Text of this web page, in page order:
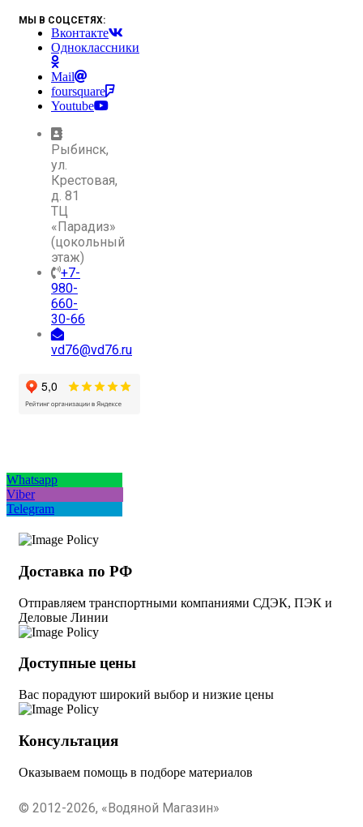
МЫ В СОЦСЕТЯХ:
Вконтакте
Одноклассники
Mail
foursquare
Youtube
Рыбинск,
ул.
Крестовая,
д. 81
ТЦ
«Парадиз»
(цокольный
этаж)
+7-
980-
660-
30-66
vd76@vd76.ru
Whatsapp
Viber
Telegram
Доставка по РФ
Отправляем транспортными компаниями СДЭК, ПЭК и
Деловые Линии
Доступные цены
Вас порадуют широкий выбор и низкие цены
Консультация
Оказываем помощь в подборе материалов
© 2012-2026, «Водяной Магазин»